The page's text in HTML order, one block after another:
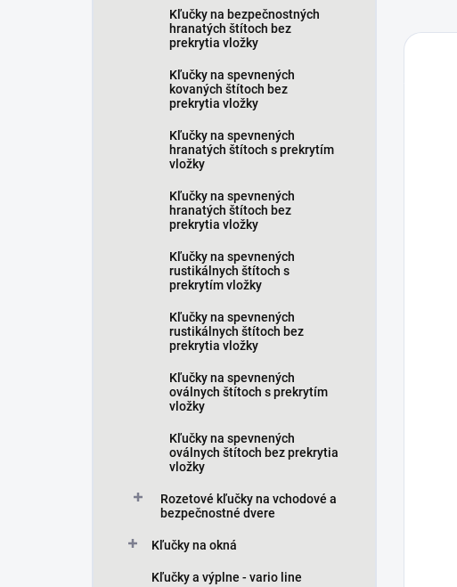
Kľučky na bezpečnostných
hranatých štítoch bez
prekrytia vložky
Kľučky na spevnených
kovaných štítoch bez
prekrytia vložky
Kľučky na spevnených
hranatých štítoch s prekrytím
vložky
Kľučky na spevnených
hranatých štítoch bez
prekrytia vložky
Kľučky na spevnených
rustikálnych štítoch s
prekrytím vložky
Kľučky na spevnených
rustikálnych štítoch bez
prekrytia vložky
Kľučky na spevnených
oválnych štítoch s prekrytím
vložky
Kľučky na spevnených
oválnych štítoch bez prekrytia
vložky
Rozetové kľučky na vchodové a
bezpečnostné dvere
Kľučky na okná
Kľučky a výplne - vario line